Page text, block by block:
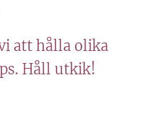
att hålla olika
Håll utkik!